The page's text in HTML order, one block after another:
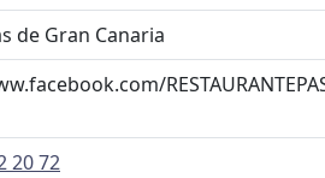
de Gran Canaria
20 72